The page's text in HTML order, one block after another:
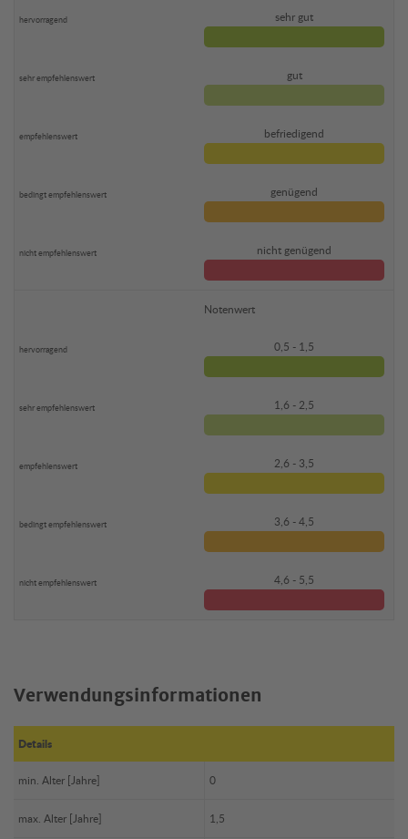
sehr gut
gut
befriedigend
genügend
nicht genügend
Notenwert
0,5 - 1,5
1,6 - 2,5
2,6 - 3,5
3,6 - 4,5
4,6 - 5,5
Verwendungsinformationen
Details
min. Alter [Jahre] 0
max. Alter [Jahre] 1,5